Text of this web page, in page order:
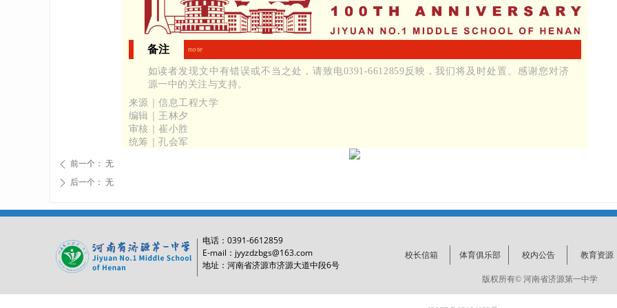
备注 note
如读者发现文中有错误或不当之处，请致电0391-6612859反映，我们将及时处置。感谢您对济
源一中的关注与支持。
来源｜信息工程大学
编辑｜王林夕
审核｜崔小胜
统筹｜孔会军
ꄴ 前一个： 无
ꄲ 后一个： 无
电话： 0391-6612859
E-mail：jyyzdzbgs@163.com
地址：河南省济源市济源大道中段6号
校长信箱 体育俱乐部 校内公告 教育资源
版权所有© 河南省济源第一中学